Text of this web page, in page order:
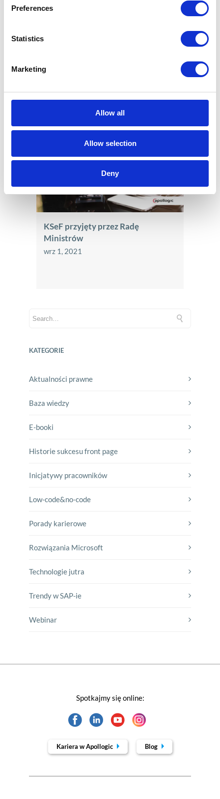
Preferences
Statistics
Marketing
Allow all
Allow selection
Deny
start!
KSeF przyjęty przez Radę
Ministrów
wrz 1, 2021
KATEGORIE
Aktualności prawne
Baza wiedzy
E-booki
Historie sukcesu front page
Inicjatywy pracowników
Low-code&no-code
Porady karierowe
Rozwiązania Microsoft
Technologie jutra
Trendy w SAP-ie
Webinar
Spotkajmy się online:
Kariera w Apollogic Blog